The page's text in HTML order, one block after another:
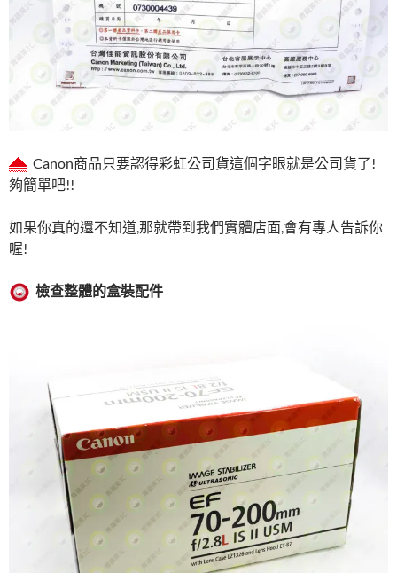
Canon商品只要認得彩虹公司貨這個字眼就是公司貨了!
夠簡單吧!!
如果你真的還不知道,那就帶到我們實體店面,會有專人告訴你
喔!
檢查整體的盒裝配件